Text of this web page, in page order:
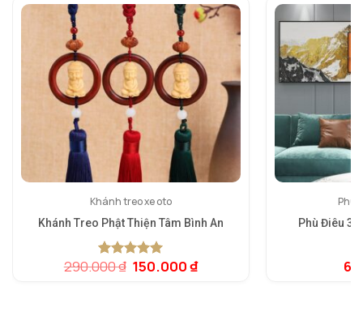
Khánh treo xe oto
Khánh Treo Phật Thiện Tâm Bình An
5.00trên 5
1
290.000₫ Giá
150.000₫Giá
Phù
Phù Điêu